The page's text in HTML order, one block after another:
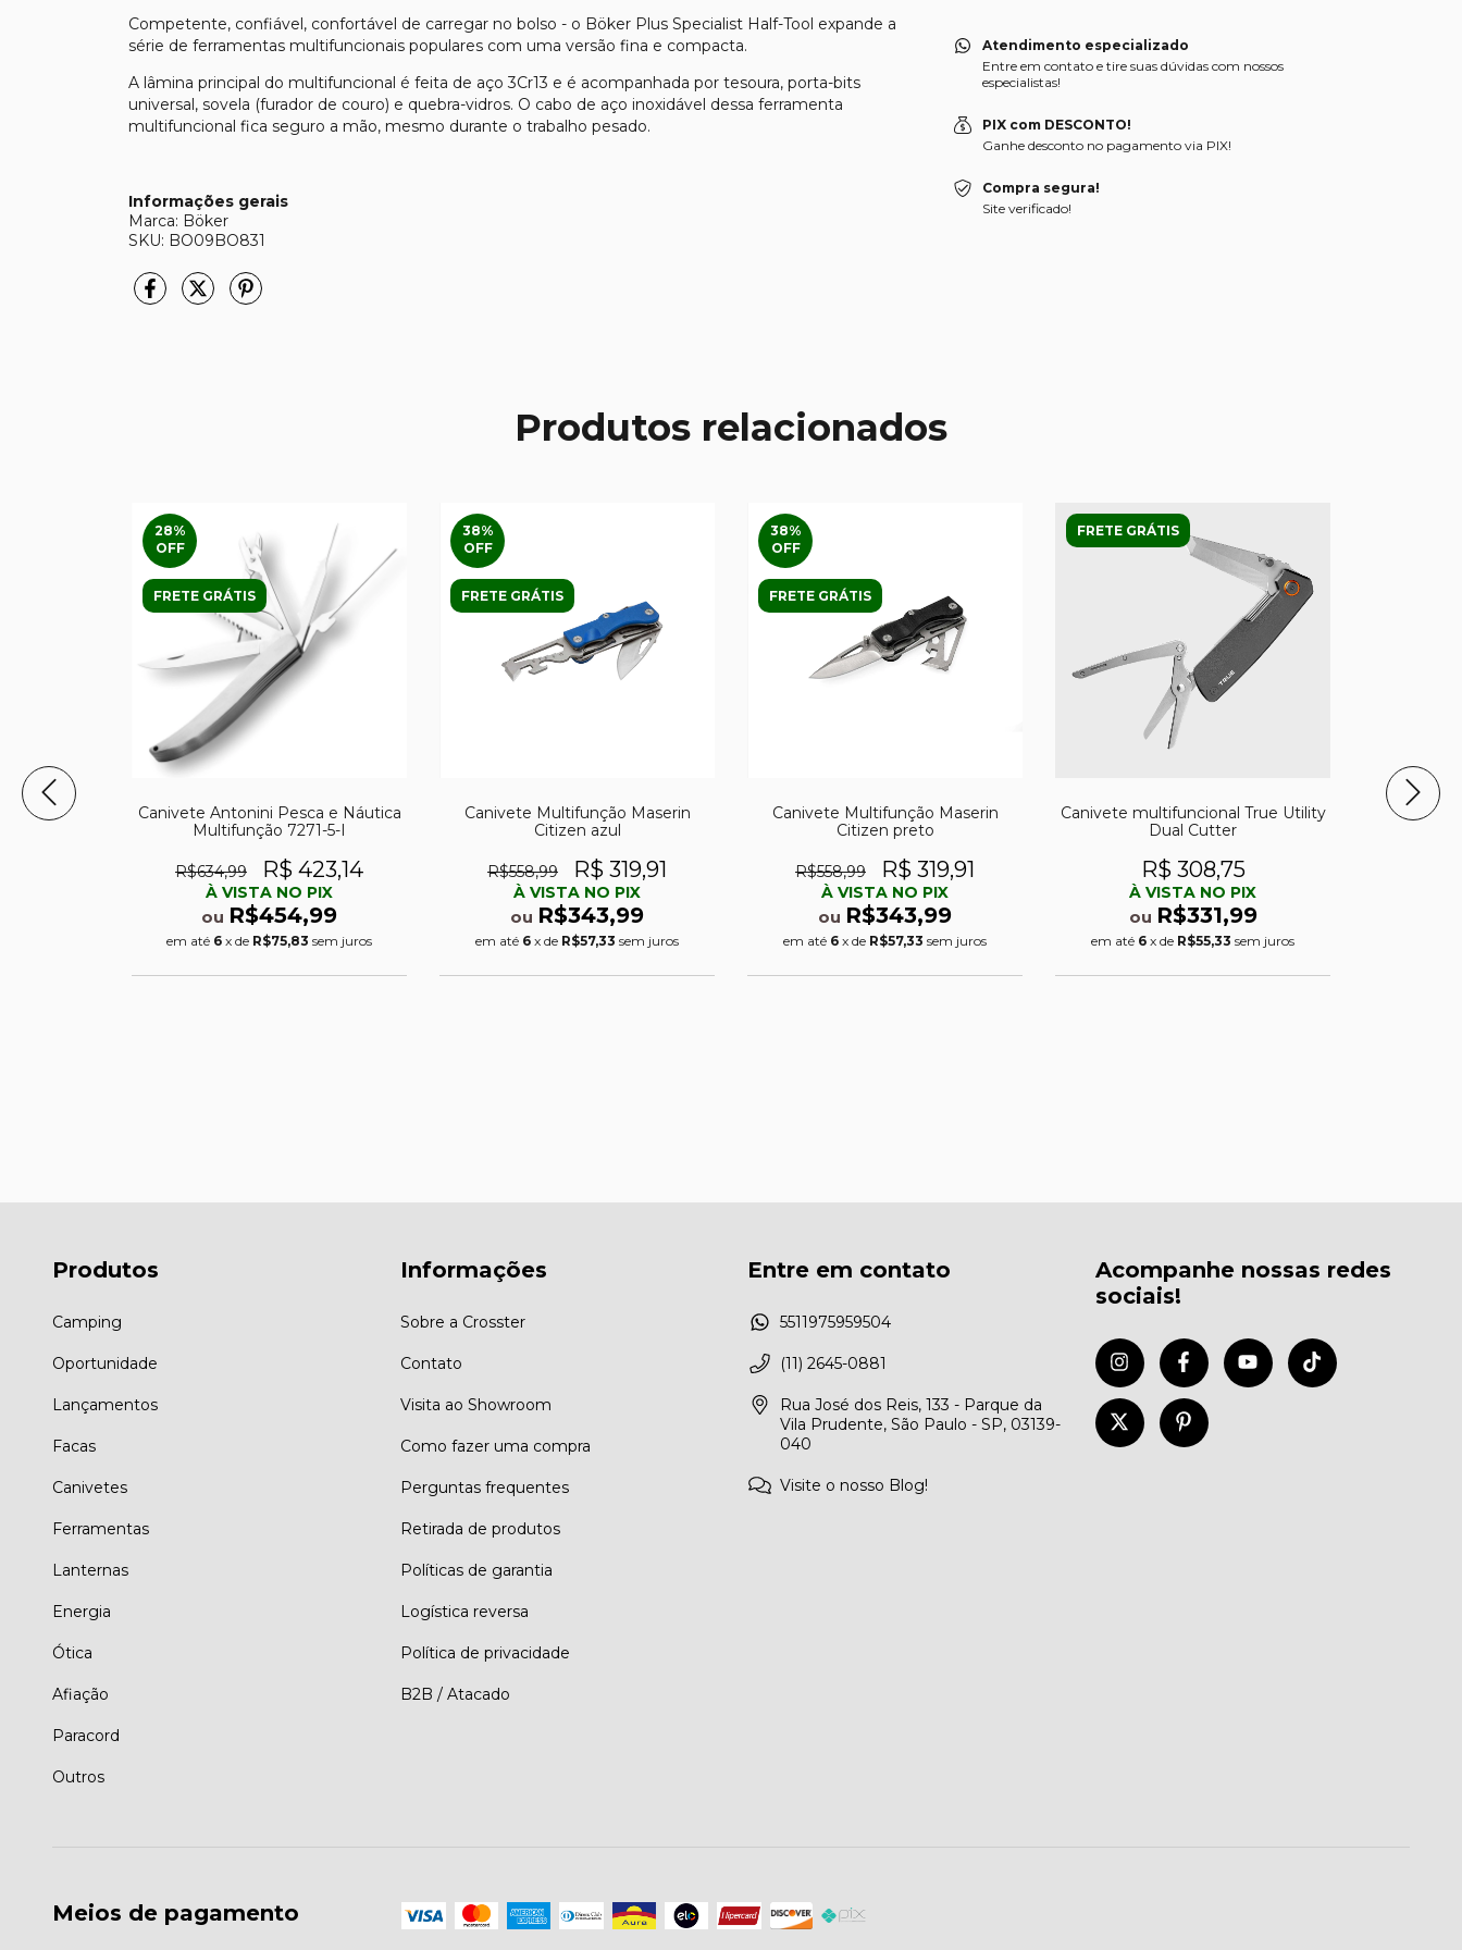
Competente, confiável, confortável de carregar no bolso - o Böker Plus Specialist Half-Tool expande a
série de ferramentas multifuncionais populares com uma versão fina e compacta.
A lâmina principal do multifuncional é feita de aço 3Cr13 e é acompanhada por tesoura, porta-bits
universal, sovela (furador de couro) e quebra-vidros. O cabo de aço inoxidável dessa ferramenta
multifuncional fica seguro a mão, mesmo durante o trabalho pesado.
Informações gerais
Marca: Böker
SKU: BO09BO831
Atendimento especializado
Entre em contato e tire suas dúvidas com nossos
especialistas!
PIX com DESCONTO!
Ganhe desconto no pagamento via PIX!
Compra segura!
Site verificado!
Produtos relacionados
28%
OFF
FRETE GRÁTIS
Canivete Antonini Pesca e Náutica
Multifunção 7271-5-I
R$634,99 R$ 423,14
À VISTA NO PIX
ou R$454,99
em até 6 x de R$75,83 sem juros
38%
OFF
FRETE GRÁTIS
Canivete Multifunção Maserin
Citizen azul
R$558,99 R$ 319,91
À VISTA NO PIX
ou R$343,99
em até 6 x de R$57,33 sem juros
38%
OFF
FRETE GRÁTIS
Canivete Multifunção Maserin
Citizen preto
R$558,99 R$ 319,91
À VISTA NO PIX
ou R$343,99
em até 6 x de R$57,33 sem juros
FRETE GRÁTIS
Canivete multifuncional True Utility
Dual Cutter
R$ 308,75
À VISTA NO PIX
ou R$331,99
em até 6 x de R$55,33 sem juros
Canivete
Produtos
Camping
Oportunidade
Lançamentos
Facas
Canivetes
Ferramentas
Lanternas
Energia
Ótica
Afiação
Paracord
Outros
Informações
Sobre a Crosster
Contato
Visita ao Showroom
Como fazer uma compra
Perguntas frequentes
Retirada de produtos
Políticas de garantia
Logística reversa
Política de privacidade
B2B / Atacado
Entre em contato
5511975959504
(11) 2645-0881
Rua José dos Reis, 133 - Parque da
Vila Prudente, São Paulo - SP, 03139-
040
Visite o nosso Blog!
Acompanhe nossas redes
sociais!
Meios de pagamento